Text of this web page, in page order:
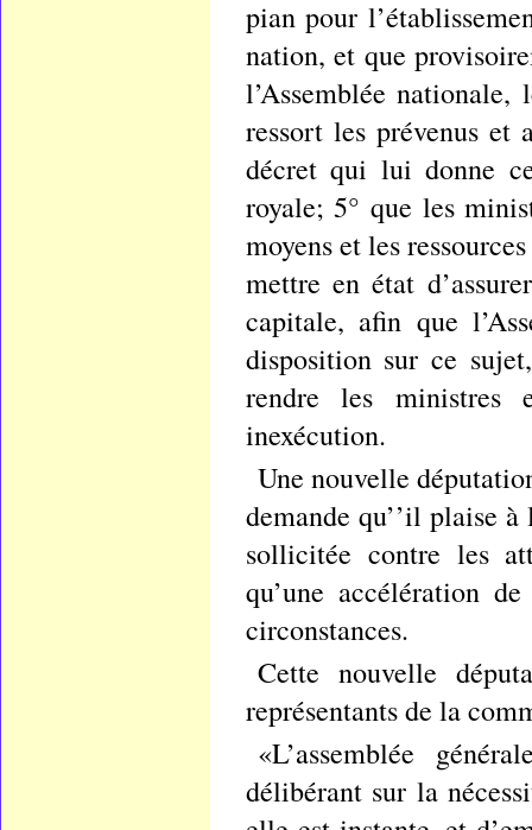
pian pour
nation, et que
l’Assemblée
ressort les prévenus et
décret qui lui donne
royale; 5° que les
moyens et les
mettre en état
capitale, afin que
disposition sur ce
rendre les ministres
inexécution.
Une nouvelle
demande qu’’il plaise
sollicitée contre les
qu’une accélération
circonstances.
Cette nouvelle
représentants de la
«L’assemblée
délibérant sur la